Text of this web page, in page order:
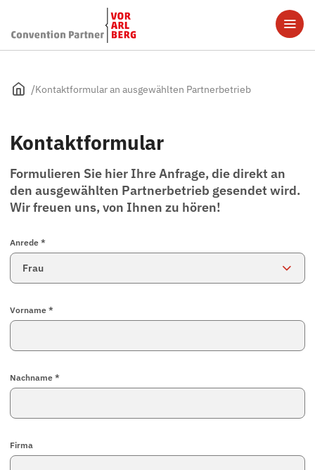
Kontaktformular an ausgewählten Partnerbetrieb
Kontaktformular
Formulieren Sie hier Ihre Anfrage, die direkt an
den ausgewählten Partnerbetrieb gesendet wird.
Wir freuen uns, von Ihnen zu hören!
Anrede *
Vorname *
Nachname *
Firma